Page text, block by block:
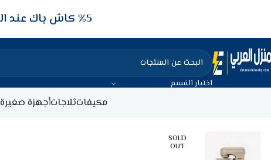
5‎% كاش باك عند الدفع عن طريق الفيزا البنكيه
اختيار القسم
مكيفاتثلاجاتأجهزة صغيرة
SOLD
OUT